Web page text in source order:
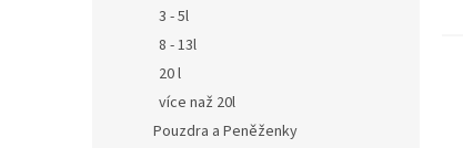
3 - 5l
8 - 13l
20 l
více naž 20l
Pouzdra a Peněženky